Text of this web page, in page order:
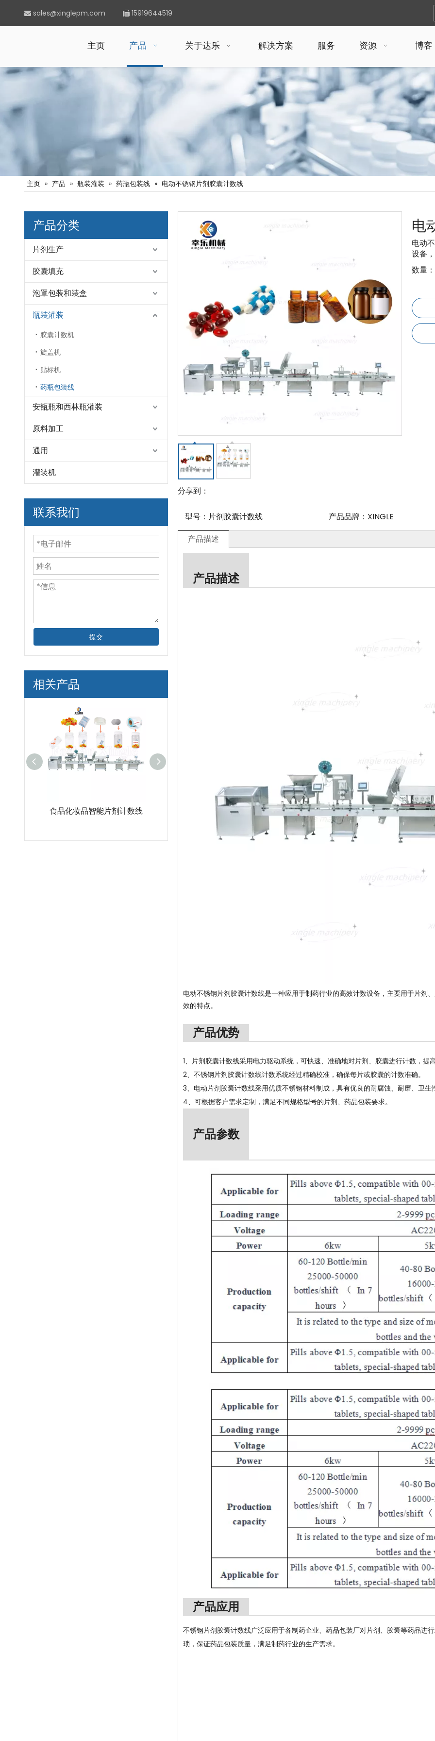
 sales@xinglepm.com  15919644519
主页 产品 关于达乐 解决方案 服务 资源 博客
主页 » 产品 » 瓶装灌装 » 药瓶包装线 » 电动不锈钢片剂胶囊计数线
产品分类
片剂生产
胶囊填充
泡罩包装和装盒
瓶装灌装
胶囊计数机
旋盖机
贴标机
药瓶包装线
安瓿瓶和西林瓶灌装
原料加工
通用
灌装机
联系我们
提交
相关产品
食品化妆品智能片剂计数线 高效高速软胶囊计数线
全自动高精度丸剂片剂胶囊
灌装计数线
药瓶瓶化妆品半
装机
分享到：
电
电动
设备
数量：
型号： 片剂胶囊计数线 产品品牌： XINGLE
产品描述
产品描述
电动不锈钢片剂胶囊计数线是一种应用于制药行业的高效计数设备，主要用于片剂
效的特点。
产品优势
1、片剂胶囊计数线采用电力驱动系统，可快速、准确地对片剂、胶囊进行计数，提
2、不锈钢片剂胶囊计数线计数系统经过精确校准，确保每片或胶囊的计数准确。
3、电动片剂胶囊计数线采用优质不锈钢材料制成，具有优良的耐腐蚀、耐磨、卫生
4、可根据客户需求定制，满足不同规格型号的片剂、药品包装要求。
产品参数
产品应用
不锈钢片剂胶囊计数线广泛应用于各制药企业、药品包装厂对片剂、胶囊等药品进
琐，保证药品包装质量，满足制药行业的生产需求。